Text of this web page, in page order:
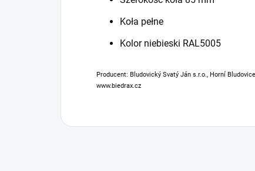
Koła pełne
Kolor niebieski RAL5005
Producent: Bludovický Svatý Ján s.r.o., Horní
www.biedrax.cz